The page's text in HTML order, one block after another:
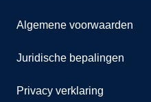
Algemene voorwaarden
Juridische bepalingen
Privacy verklaring